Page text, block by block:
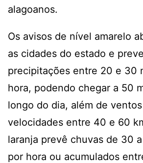
alagoanos.
Os avisos de nível amarelo
as cidades do estado e
precipitações entre 20 e 30
hora, podendo chegar a 50
longo do dia, além de
velocidades entre 40 e 60
laranja prevê chuvas de 30
por hora ou acumulados